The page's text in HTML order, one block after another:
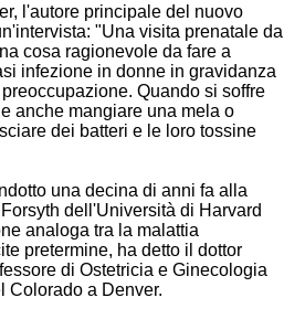
l'autore principale del nuovo
"Una visita prenatale da
cosa ragionevole da fare a
infezione in donne in gravidanza
Quando si soffre
anche mangiare una mela o
dei batteri e le loro tossine
una decina di anni fa alla
dell'Università di Harvard
analoga tra la malattia
pretermine, ha detto il dottor
di Ostetricia e Ginecologia
Colorado a Denver.